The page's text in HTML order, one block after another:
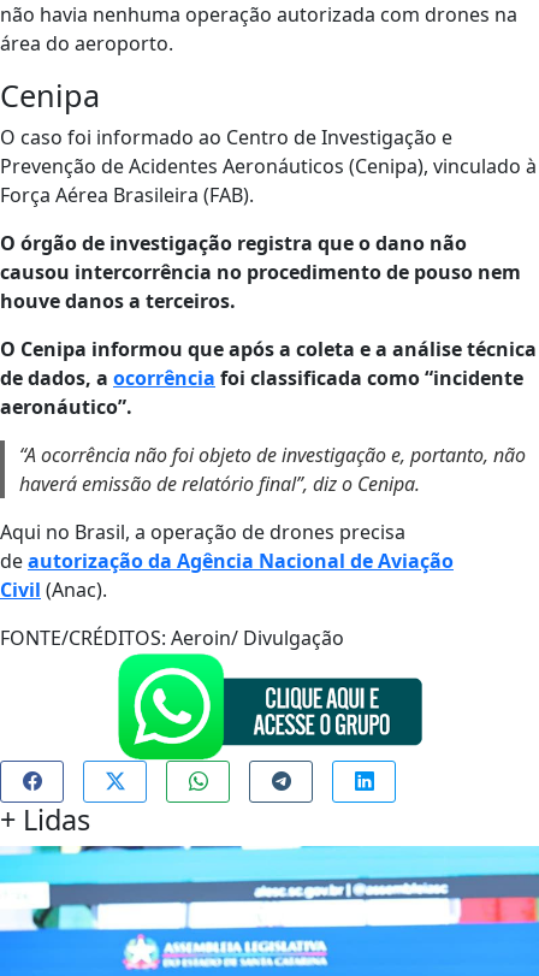
não havia nenhuma operação autorizada com drones na
área do aeroporto.
Cenipa
O caso foi informado ao Centro de Investigação e
Prevenção de Acidentes Aeronáuticos (Cenipa), vinculado à
Força Aérea Brasileira (FAB).
O órgão de investigação registra que o dano não
causou intercorrência no procedimento de pouso nem
houve danos a terceiros.
O Cenipa informou que após a coleta e a análise técnica
de dados, a ocorrência foi classificada como “incidente
aeronáutico”.
“A ocorrência não foi objeto de investigação e, portanto, não
haverá emissão de relatório final”, diz o Cenipa.
Aqui no Brasil, a operação de drones precisa
deautorização da Agência Nacional de Aviação
Civil (Anac).
FONTE/CRÉDITOS: Aeroin/ Divulgação
+ Lidas